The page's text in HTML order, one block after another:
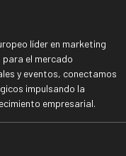
líder en marketing
para el mercado
y eventos, conectamos
impulsando la
empresarial.